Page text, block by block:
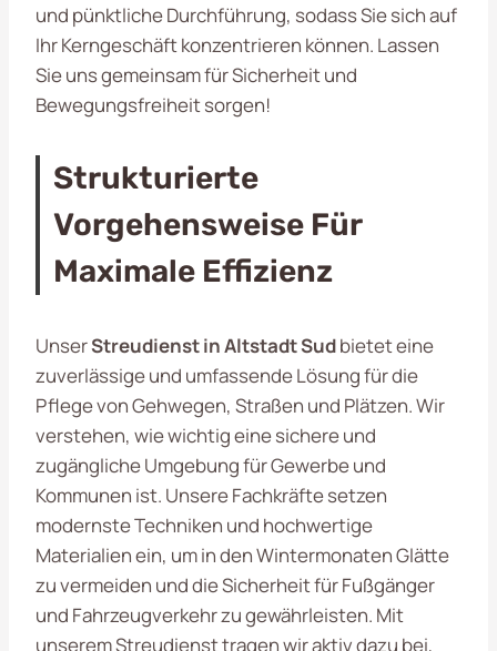
und pünktliche Durchführung, sodass Sie sich auf
Ihr Kerngeschäft konzentrieren können. Lassen
Sie uns gemeinsam für Sicherheit und
Bewegungsfreiheit sorgen!
Strukturierte
Vorgehensweise Für
Maximale Effizienz
UnserStreudienst in Altstadt Sudbietet eine
zuverlässige und umfassende Lösung für die
Pflege von Gehwegen, Straßen und Plätzen. Wir
verstehen, wie wichtig eine sichere und
zugängliche Umgebung für Gewerbe und
Kommunen ist. Unsere Fachkräfte setzen
modernste Techniken und hochwertige
Materialien ein, um in den Wintermonaten Glätte
zu vermeiden und die Sicherheit für Fußgänger
und Fahrzeugverkehr zu gewährleisten. Mit
unserem Streudienst tragen wir aktiv dazu bei,